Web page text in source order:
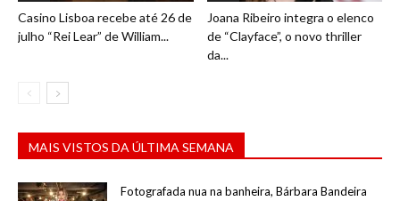
Casino Lisboa recebe até 26 de
julho “Rei Lear” de William...
Joana Ribeiro integra o elenco
de “Clayface”, o novo thriller
da...
MAIS VISTOS DA ÚLTIMA SEMANA
Fotografada nua na banheira, Bárbara Bandeira